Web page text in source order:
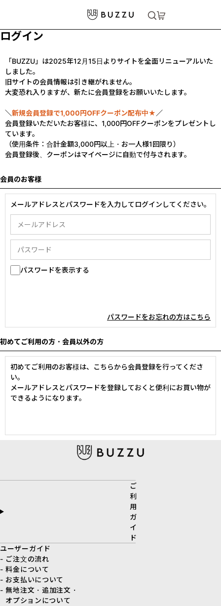
ログイン
「BUZZU」は2025年12月15日よりサイトを全面リニューアルいた
しました。
旧サイトの会員情報は引き継がれません。
大変恐れ入りますが、新たに会員登録をお願いいたします。
＼新規会員登録で1,000円OFFクーポン配布中★ ／
会員登録いただいたお客様に、1,000円OFFクーポンをプレゼントし
ています。
（使用条件：合計金額3,000円以上・お一人様1回限り）
会員登録後、クーポンはマイページに自動で付与されます。
会員のお客様
メールアドレスとパスワードを入力してログインしてください。
パスワードを表示する
パスワードをお忘れの方はこちら
初めてご利用の方・会員以外の方
初めてご利用のお客様は、こちらから会員登録を行ってくださ
い。
メールアドレスとパスワードを登録しておくと便利にお買い物が
できるようになります。
ご
利
用
ガ
イ
ド
ユーザーガイド
- ご注文の流れ
- 料金について
- お支払いについて
- 無地注文・追加注文・
オプションについて